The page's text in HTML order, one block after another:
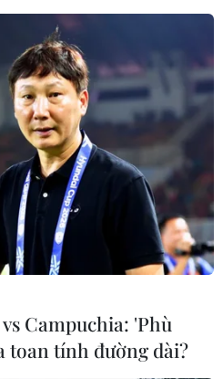
Campuchia: 'Phù
toan tính đường dài?